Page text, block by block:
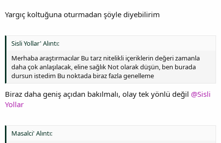
Yargıç koltuğuna oturmadan şöyle diyebilirim
Sisli Yollar' Alıntı:
Merhaba araştırmacılar Bu tarz nitelikli içeriklerin değeri zamanla
daha çok anlaşılacak, eline sağlık Not olarak düşün, ben burada
dursun istedim Bu noktada biraz fazla genelleme
Biraz daha geniş açıdan bakılmalı, olay tek yönlü değil @Sisli
Yollar
Masalci' Alıntı: